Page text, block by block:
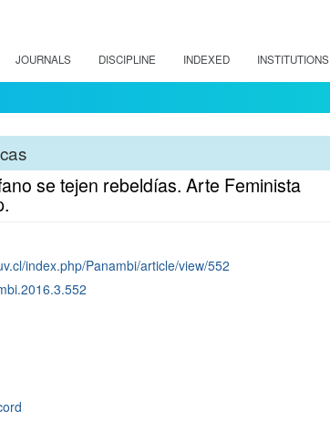
JOURNALS DISCIPLINE INDEXED INSTITUTIONS
se tejen rebeldías. Arte Feminista
index.php/Panambi/article/view/552